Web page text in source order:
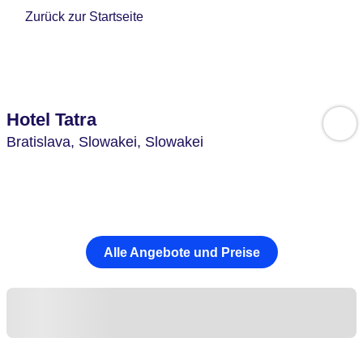
Zurück zur Startseite
Hotel Tatra
Bratislava, Slowakei, Slowakei
Alle Angebote und Preise